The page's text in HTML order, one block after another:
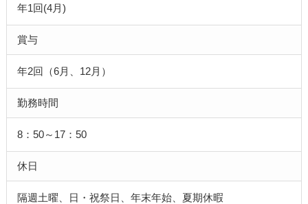
年1回(4月)
賞与
年2回（6月、12月）
勤務時間
8：50～17：50
休日
隔週土曜、日・祝祭日、年末年始、夏期休暇